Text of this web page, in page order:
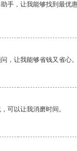
手，让我能够找到最优
，让我能够省钱又省心。
可以让我消磨时间。